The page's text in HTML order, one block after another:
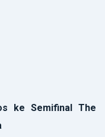
ke Semifinal The